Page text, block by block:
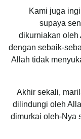
Kami juga
supaya
dikurniakan oleh
dengan sebaik-
Allah tidak
Akhir sekali,
dilindungi oleh
dimurkai oleh-Nya